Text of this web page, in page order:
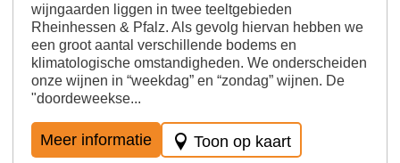
wijngaarden liggen in twee teeltgebieden
Rheinhessen & Pfalz. Als gevolg hiervan hebben we
een groot aantal verschillende bodems en
klimatologische omstandigheden. We onderscheiden
onze wijnen in “weekdag” en “zondag” wijnen. De
"doordeweekse...
Meer informatie Toon op kaart